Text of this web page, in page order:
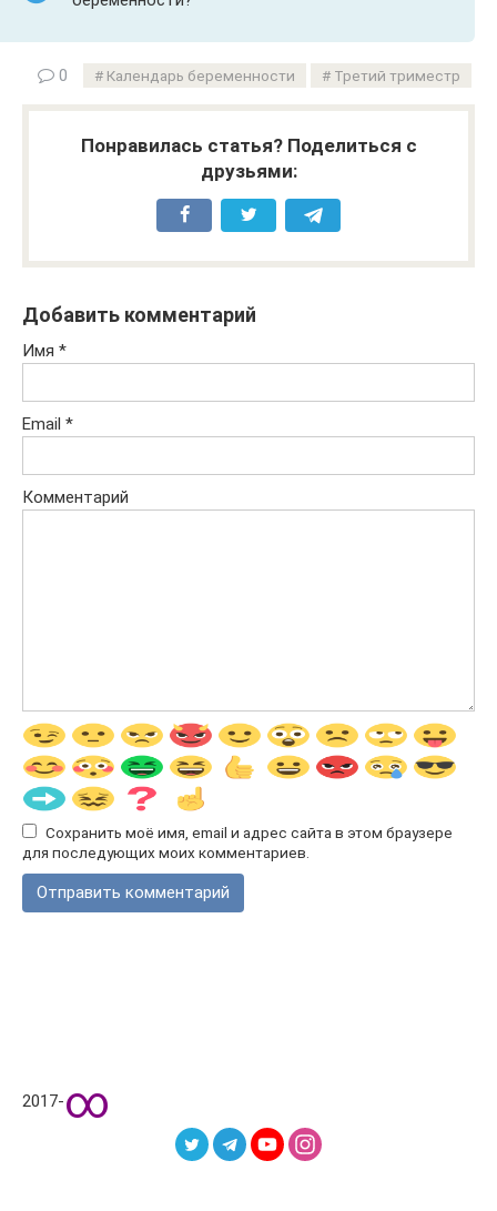
0 Календарь беременности Третий триместр
Понравилась статья? Поделиться с
друзьями:
Добавить комментарий
Имя *
Email *
Комментарий
Сохранить моё имя, email и адрес сайта в этом браузере
для последующих моих комментариев.
2017-∞